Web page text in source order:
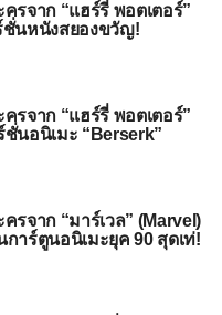
รจาก “แฮร์รี่ พอตเตอร์”
ชั่นหนังสยองขวัญ!
รจาก “แฮร์รี่ พอตเตอร์”
ชั่นอนิเมะ “Berserk”
รจาก “มาร์เวล” (Marvel)
การ์ตูนอนิเมะยุค 90 สุดเท่!